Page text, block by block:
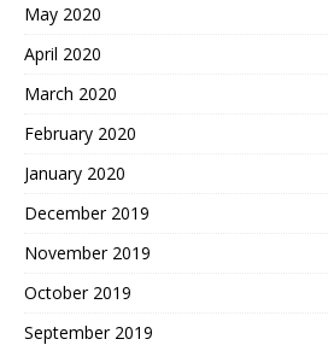
May 2020
April 2020
March 2020
February 2020
January 2020
December 2019
November 2019
October 2019
September 2019